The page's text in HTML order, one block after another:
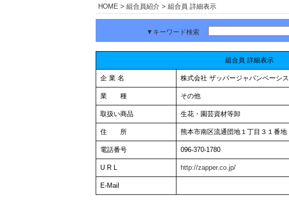
HOME > 組合員紹介 > 組合員 詳細表示
▼キーワード検索
組合員 詳細表示
企 業 名 株式会社 ザッパージャパンベーシス
業 種 その他
取扱い商品 生花・園芸資材等卸
住 所 熊本市南区流通団地１丁目３１番地
電話番号 096-370-1780
U R L http://zapper.co.jp/
E-Mail